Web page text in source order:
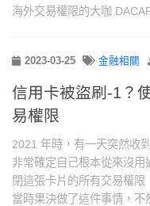
海外交易權限的大咖
2023-03-25 金融相關
信用卡被盜刷-1？
易權限
2021 年時，有一天突然收
非常確定自己根本從來沒用
閉這張卡片的所有交易權
當時果決做了這件事情，不